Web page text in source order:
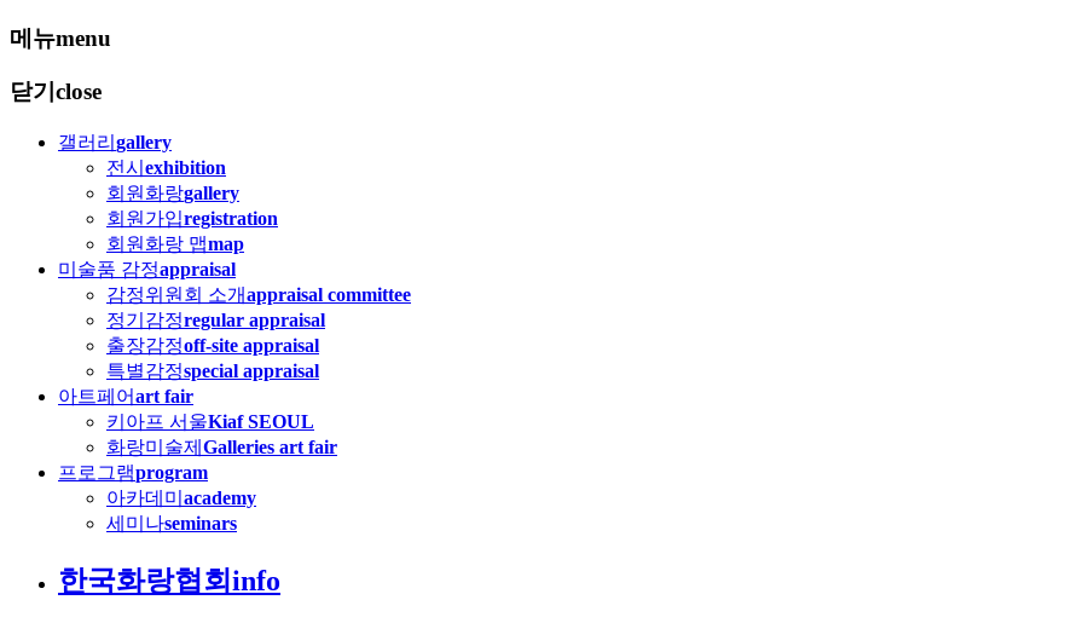
메뉴menu
닫기 close
갤러리 gallery
전시 exhibition
회원화랑gallery
회원가입registration
회원화랑 맵map
미술품 감정appraisal
감정위원회 소개appraisal committee
정기감정regular appraisal
출장감정off-site appraisal
특별감정special appraisal
아트페어art fair
키아프 서울Kiaf SEOUL
화랑미술제 Galleries art fair
프로그램program
아카데미 academy
세미나seminars
한국화랑협회info